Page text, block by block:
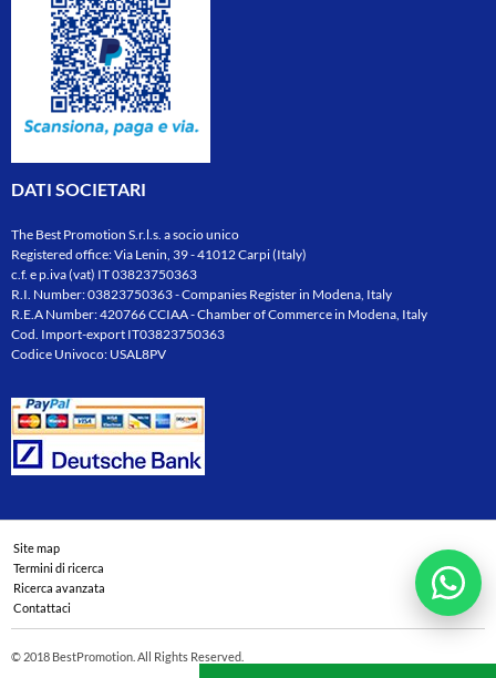
DATI SOCIETARI
The Best Promotion S.r.l.s. a socio unico
Registered office: Via Lenin, 39 - 41012 Carpi (Italy)
c.f. e p.iva (vat) IT 03823750363
R.I. Number: 03823750363 - Companies Register in Modena, Italy
R.E.A Number: 420766 CCIAA - Chamber of Commerce in Modena, Italy
Cod. Import-export IT03823750363
Codice Univoco: USAL8PV
Site map
Termini di ricerca
Ricerca avanzata
Contattaci
© 2018 BestPromotion. All Rights Reserved.